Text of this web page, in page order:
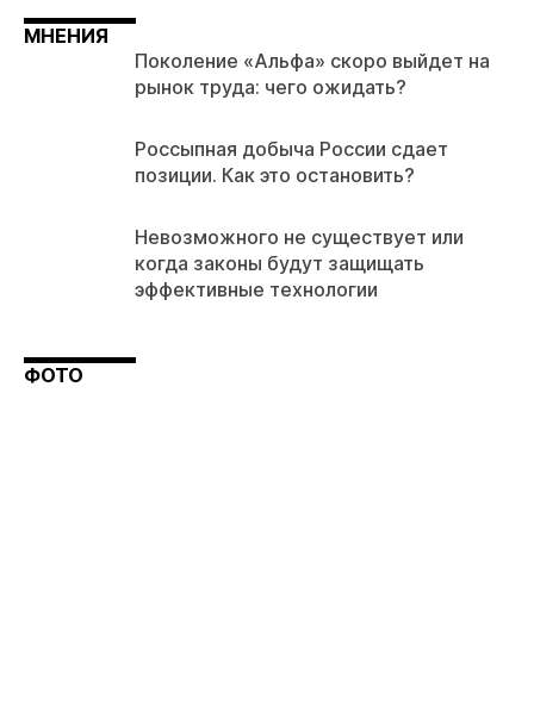
МНЕНИЯ
Поколение «Альфа» скоро выйдет на
рынок труда: чего ожидать?
Россыпная добыча России сдает
позиции. Как это остановить?
Невозможного не существует или
когда законы будут защищать
эффективные технологии
ФОТО